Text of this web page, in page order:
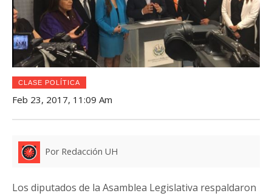
CLASE POLÍTICA
Feb 23, 2017, 11:09 Am
Por Redacción UH
Los diputados de la Asamblea Legislativa respaldaron